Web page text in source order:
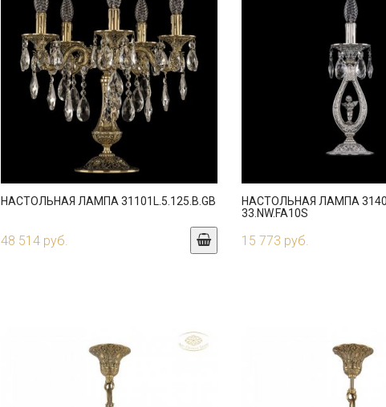
НАСТОЛЬНАЯ ЛАМПА 31101L.5.125.B.GB
48 514 руб.
НАСТОЛЬНАЯ ЛАМПА
33.NW.FA10S
15 773 руб.